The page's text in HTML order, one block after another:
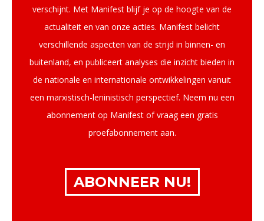
verschijnt. Met Manifest blijf je op de hoogte van de
actualiteit en van onze acties. Manifest belicht
verschillende aspecten van de strijd in binnen- en
buitenland, en publiceert analyses die inzicht bieden in
de nationale en internationale ontwikkelingen vanuit
een marxistisch-leninistisch perspectief. Neem nu een
abonnement op Manifest of vraag een gratis
proefabonnement aan.
ABONNEER NU!